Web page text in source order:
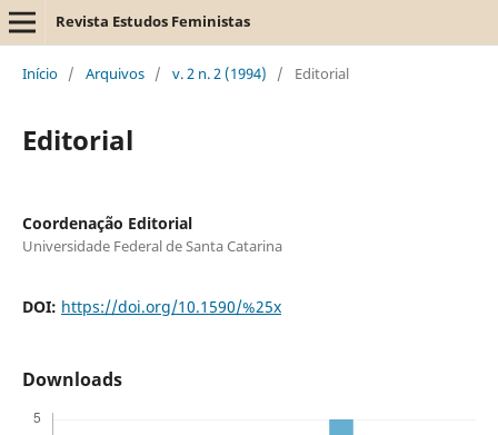
Revista Estudos Feministas
Início / Arquivos / v. 2 n. 2 (1994) / Editorial
Editorial
Coordenação Editorial
Universidade Federal de Santa Catarina
DOI: https://doi.org/10.1590/%25x
Downloads